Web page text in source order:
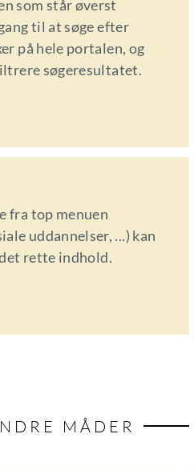
som står øverst
til at søge efter
på hele portalen, og
søgeresultatet.
fra top menuen
uddannelser, ...) kan
rette indhold.
MÅDER